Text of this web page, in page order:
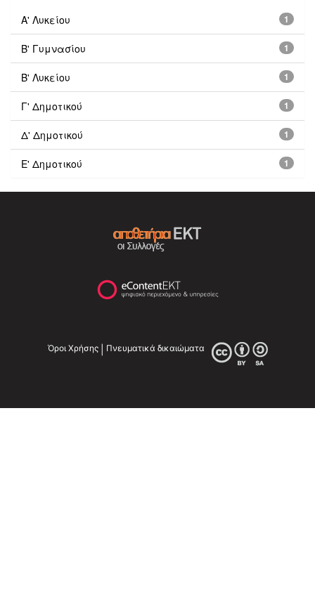
1
Α' Λυκείου
1
Β' Γυμνασίου
1
Β' Λυκείου
1
Γ' Δημοτικού
1
Δ' Δημοτικού
1
Ε' Δημοτικού